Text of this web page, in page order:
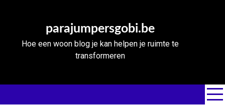
parajumpersgobi.be
Hoe een woon blog je kan helpen je ruimte te
transformeren